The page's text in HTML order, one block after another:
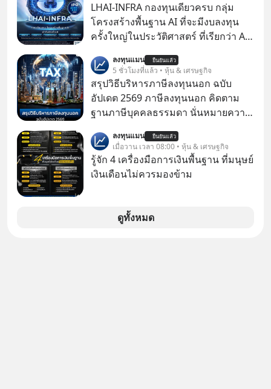
LHAI-INFRA กองทุนเดียวครบ กลุ่ม
โครงสร้างพื้นฐาน AI ที่จะมีงบลงทุน
ครั้งใหญ่ในประวัติศาสตร์ ที่เรียกว่า AI
1 เดือนที่ผ่านมา แต่ความจริงคือทั่วโลก
ยังเดินหน้าลงทุน AI อย่างต่อเนื่อง ซึ่ง
ต้องการโครงสร้างพื้นฐานด้าน AI
จำนวนมาก ตั้งแต่เมโมรีชิป เก็บข้อมูล
ยันระบบไฟฟ้า และระบายความร้อน
ลงทุนแมน ยืนยันแล้ว
5 ชั่วโมงที่แล้ว • หุ้น & เศรษฐกิจ
สรุปวิธีบริหารภาษีลงทุนนอก ฉบับ
อัปเดต 2569 ภาษีลงทุนนอก คิดตาม
ฐานภาษีบุคคลธรรมดา นั่นหมายความ
ลงทุนแมน ยืนยันแล้ว
เมื่อวาน เวลา 08:00 • หุ้น & เศรษฐกิจ
รู้จัก 4 เครื่องมือการเงินพื้นฐาน ที่มนุษย์
เงินเดือนไม่ควรมองข้าม
ดูทั้งหมด